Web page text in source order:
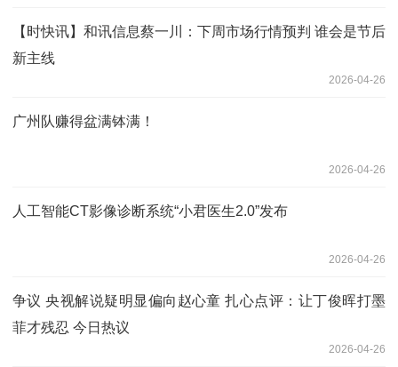
【时快讯】和讯信息蔡一川：下周市场行情预判 谁会是节后
新主线
2026-04-26
广州队赚得盆满钵满！
2026-04-26
人工智能CT影像诊断系统“小君医生2.0”发布
2026-04-26
争议 央视解说疑明显偏向赵心童 扎心点评：让丁俊晖打墨
菲才残忍 今日热议
2026-04-26